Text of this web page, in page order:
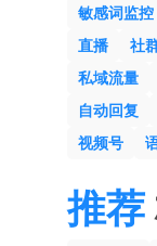
敏感词监控
直播
社
私域流量
自动回复
视频号
推荐